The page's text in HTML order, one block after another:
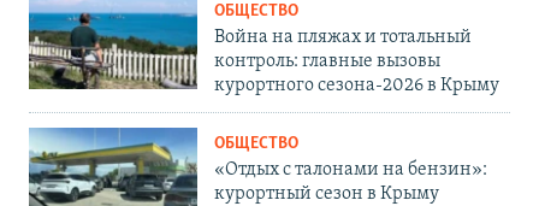
ОБЩЕСТВО
Война на пляжах и тотальный
контроль: главные вызовы
курортного сезона-2026 в Крыму
ОБЩЕСТВО
«Отдых с талонами на бензин»:
курортный сезон в Крыму